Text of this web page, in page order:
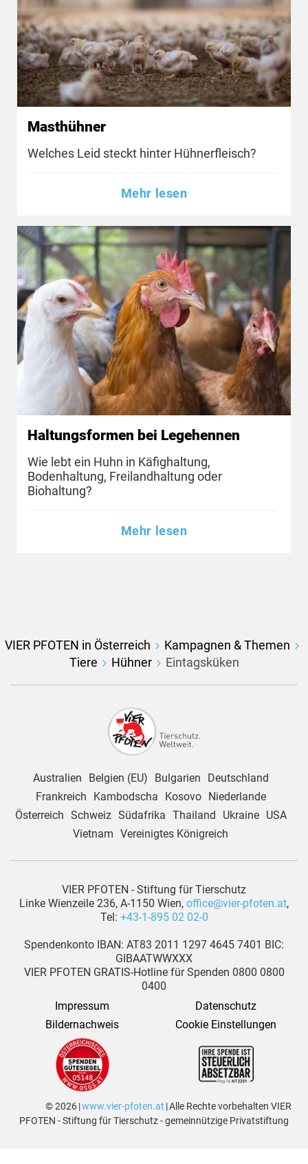
Masthühner
Welches Leid steckt hinter Hühnerfleisch?
Mehr lesen
Haltungsformen bei Legehennen
Wie lebt ein Huhn in Käfighaltung,
Bodenhaltung, Freilandhaltung oder
Biohaltung?
Mehr lesen
VIER PFOTEN in Österreich
Kampagnen & Themen
Tiere
Hühner Eintagsküken
Australien Belgien (EU) Bulgarien
Deutschland
Frankreich
Kambodscha Kosovo
Niederlande
Österreich Schweiz Südafrika Thailand Ukraine
USA
Vietnam Vereinigtes Königreich
VIER PFOTEN - Stiftung für Tierschutz
Linke Wienzeile 236, A-1150 Wien, office@vier-pfoten.at,
Tel: +43-1-895 02 02-0
Spendenkonto IBAN: AT83 2011 1297 4645 7401 BIC:
GIBAATWWXXX
VIER PFOTEN GRATIS-Hotline für Spenden 0800 0800
0400
Impressum
Datenschutz
Bildernachweis
Cookie Einstellungen
© 2026 |www.vier-pfoten.at | Alle Rechte vorbehalten VIER
PFOTEN - Stiftung für Tierschutz - gemeinnützige Privatstiftung